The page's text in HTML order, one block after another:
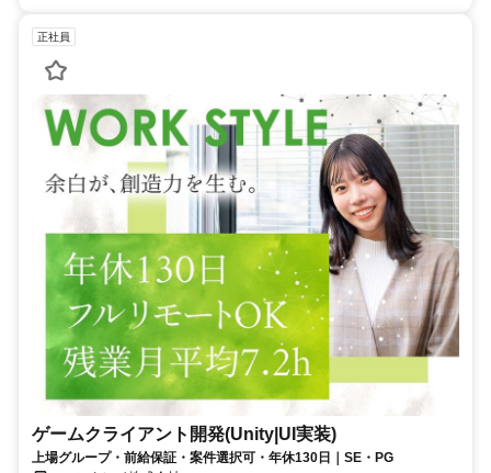
正社員
ゲームクライアント開発(Unity|UI実装)
上場グループ・前給保証・案件選択可・年休130日｜SE・PG